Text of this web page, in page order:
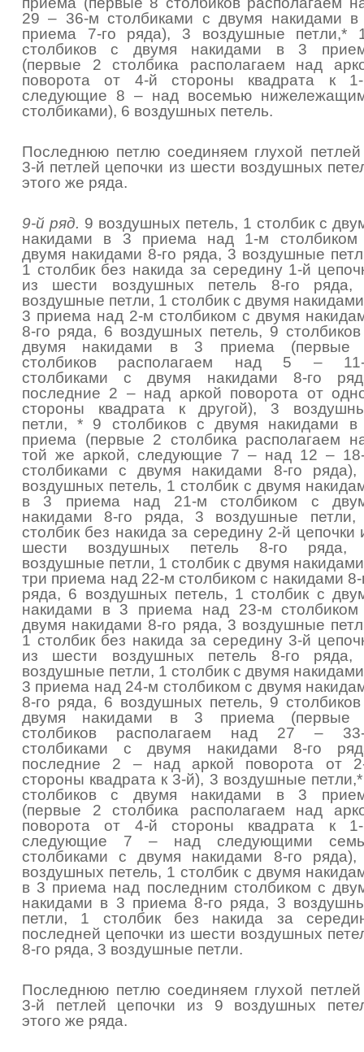
29 – 36-м столбиками с двумя накидами
приема 7-го ряда), 3 воздушные петли,*
столбиков с двумя накидами в 3
(первые 2 столбика располагаем над
поворота от 4-й стороны квадрата к 1-
следующие 8 – над восемью
столбиками), 6 воздушных петель.
Последнюю петлю соединяем глухой
3-й петлей цепочки из шести воздушных
этого же ряда.
9-й ряд. 9 воздушных петель, 1 столбик с
накидами в 3 приема над 1-м
двумя накидами 8-го ряда, 3 воздушные
1 столбик без накида за середину 1-й
из шести воздушных петель 8-го ряда,
воздушные петли, 1 столбик с двумя
3 приема над 2-м столбиком с двумя
8-го ряда, 6 воздушных петель, 9
двумя накидами в 3 приема (первые
столбиков располагаем над 5 –
столбиками с двумя накидами 8-го
последние 2 – над аркой поворота от
стороны квадрата к другой), 3
петли, * 9 столбиков с двумя накидами
приема (первые 2 столбика располагаем
той же аркой, следующие 7 – над 12 –
столбиками с двумя накидами 8-го
воздушных петель, 1 столбик с двумя
в 3 приема над 21-м столбиком с
накидами 8-го ряда, 3 воздушные
столбик без накида за середину 2-й цепочки
шести воздушных петель 8-го ряда,
воздушные петли, 1 столбик с двумя
три приема над 22-м столбиком с накидами 8-
ряда, 6 воздушных петель, 1 столбик с
накидами в 3 приема над 23-м
двумя накидами 8-го ряда, 3 воздушные
1 столбик без накида за середину 3-й
из шести воздушных петель 8-го ряда,
воздушные петли, 1 столбик с двумя
3 приема над 24-м столбиком с двумя
8-го ряда, 6 воздушных петель, 9
двумя накидами в 3 приема (первые
столбиков располагаем над 27 –
столбиками с двумя накидами 8-го
последние 2 – над аркой поворота от
стороны квадрата к 3-й), 3 воздушные
столбиков с двумя накидами в 3
(первые 2 столбика располагаем над
поворота от 4-й стороны квадрата к 1-
следующие 7 – над следующими
столбиками с двумя накидами 8-го
воздушных петель, 1 столбик с двумя
в 3 приема над последним столбиком с
накидами в 3 приема 8-го ряда, 3
петли, 1 столбик без накида за
последней цепочки из шести воздушных
8-го ряда, 3 воздушные петли.
Последнюю петлю соединяем глухой
3-й петлей цепочки из 9 воздушных
этого же ряда.